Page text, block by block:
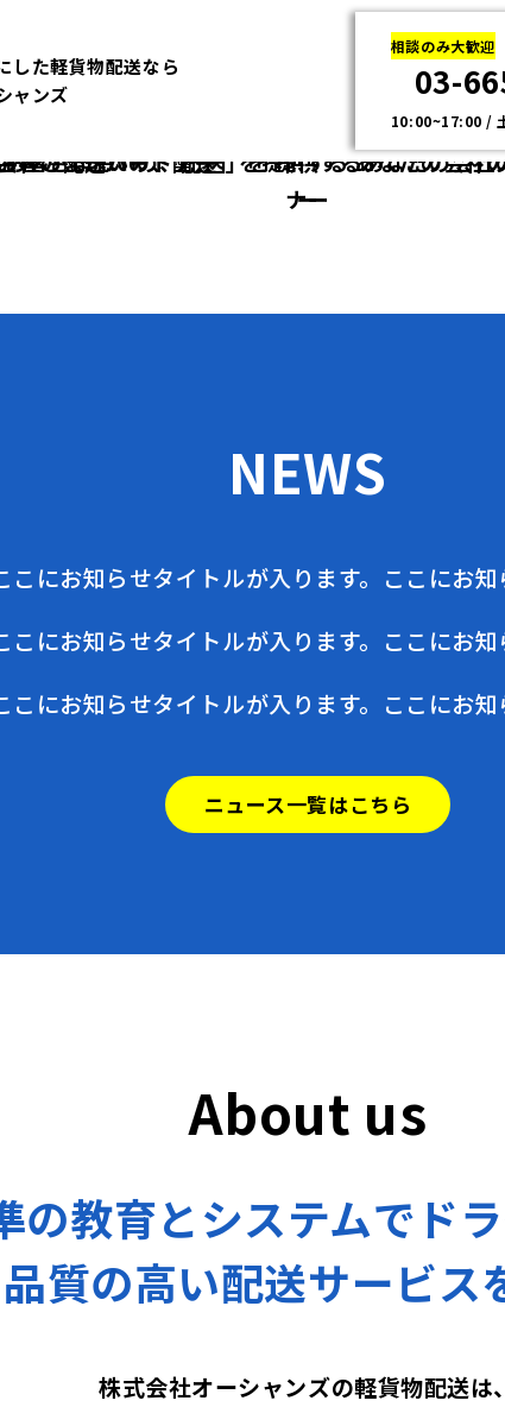
した軽貨物配送なら
ャンズ
相談のみ大歓迎
03-
10:00~17:00 /
客さま想いの、配送」を提供するあなたの会社
ー
客さま想いの、配送」を提供するあなたの会社
ナー
NEWS
こにお知らせタイトルが入ります。ここにお知
こにお知らせタイトルが入ります。ここにお知
こにお知らせタイトルが入ります。ここにお知
ニュース一覧はこちら
About us
の教育とシステムで ド
品質の高い配送サービス
株式会社オーシャンズの軽貨物配送は、